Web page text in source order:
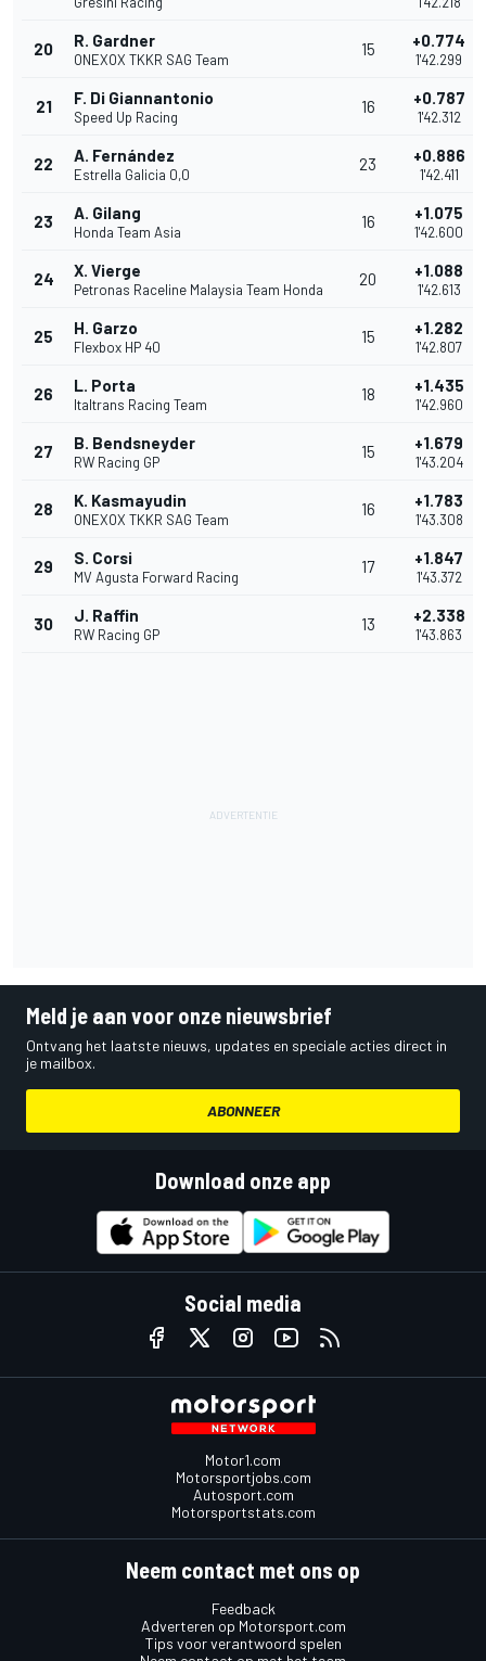
20 R. Gardner
ONEXOX TKKR SAG Team
15 +0.774
1'42.299
21 F. Di Giannantonio
Speed Up Racing
16 +0.787
1'42.312
22 A. Fernández
Estrella Galicia 0,0
23 +0.886
1'42.411
23 A. Gilang
Honda Team Asia
16 +1.075
1'42.600
24 X. Vierge
Petronas Raceline Malaysia Team Honda
20 +1.088
1'42.613
25 H. Garzo
Flexbox HP 40
15 +1.282
1'42.807
26 L. Porta
Italtrans Racing Team
18 +1.435
1'42.960
27 B. Bendsneyder
RW Racing GP
15 +1.679
1'43.204
28 K. Kasmayudin
ONEXOX TKKR SAG Team
16 +1.783
1'43.308
29 S. Corsi
MV Agusta Forward Racing
17 +1.847
1'43.372
30 J. Raffin
RW Racing GP
13 +2.338
1'43.863
Meld je aan voor onze nieuwsbrief
Ontvang het laatste nieuws, updates en speciale acties direct in
je mailbox.
ABONNEER
Download onze app
Social media
Motor1.com
Motorsportjobs.com
Autosport.com
Motorsportstats.com
Neem contact met ons op
Feedback
Adverteren op Motorsport.com
Tips voor verantwoord spelen